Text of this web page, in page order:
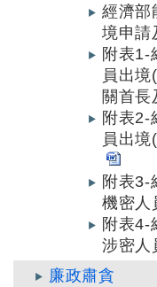
經濟部
境申請
附表1-
員出
關首長
附表2-
員出
附表3-
機密人
附表4-
涉密人
廉政肅貪